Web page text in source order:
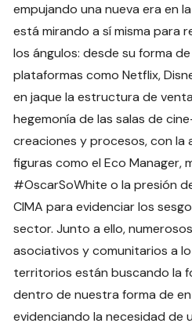
empujando una nueva era en
está mirando a sí misma para
los ángulos: desde su forma
plataformas como Netflix,
en jaque la estructura de
hegemonía de las salas de
creaciones y procesos, con la
figuras como el Eco Manager,
#OscarSoWhite o la presión
CIMA para evidenciar los
sector. Junto a ello,
asociativos y comunitarios a
territorios están buscando la
dentro de nuestra forma de
evidenciando la necesidad de